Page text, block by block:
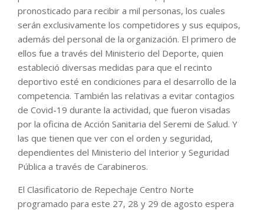
pronosticado para recibir a mil personas, los cuales
serán exclusivamente los competidores y sus equipos,
además del personal de la organización. El primero de
ellos fue a través del Ministerio del Deporte, quien
estableció diversas medidas para que el recinto
deportivo esté en condiciones para el desarrollo de la
competencia. También las relativas a evitar contagios
de Covid-19 durante la actividad, que fueron visadas
por la oficina de Acción Sanitaria del Seremi de Salud. Y
las que tienen que ver con el orden y seguridad,
dependientes del Ministerio del Interior y Seguridad
Pública a través de Carabineros.
El Clasificatorio de Repechaje Centro Norte
programado para este 27, 28 y 29 de agosto espera